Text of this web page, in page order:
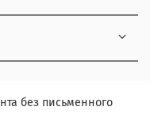
без письменного